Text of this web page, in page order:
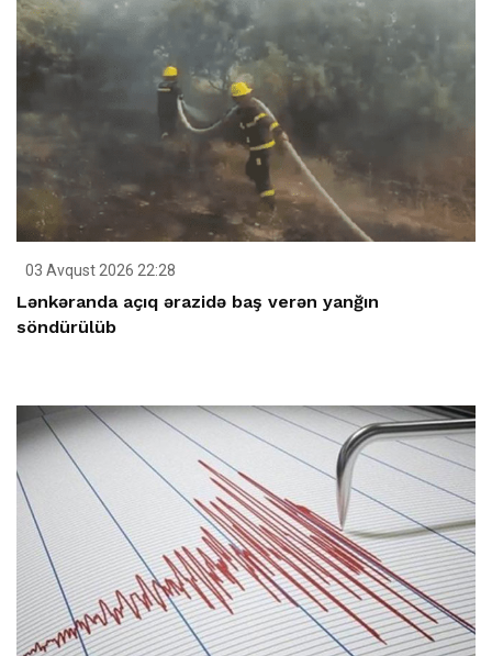
03 Avqust 2026 22:28
Lənkəranda açıq ərazidə baş verən yanğın
söndürülüb